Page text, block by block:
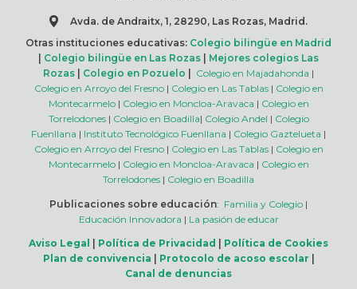
Avda. de Andraitx, 1, 28290, Las Rozas, Madrid.
Otras instituciones educativas: Colegio bilingüe en Madrid
| Colegio bilingüe en Las Rozas | Mejores colegios Las
Rozas | Colegio en Pozuelo | Colegio en Majadahonda |
Colegio en Arroyo del Fresno| Colegio en Las Tablas| Colegio en
Montecarmelo| Colegio en Moncloa-Aravaca | Colegio en
Torrelodones| Colegio en Boadilla| Colegio Andel | Colegio
Fuenllana | Instituto Tecnológico Fuenllana | Colegio Gaztelueta |
Colegio en Arroyo del Fresno| Colegio en Las Tablas| Colegio en
Montecarmelo| Colegio en Moncloa-Aravaca | Colegio en
Torrelodones | Colegio en Boadilla
Publicaciones sobre educación: Familia y Colegio |
Educación Innovadora | La pasión de educar
Aviso Legal | Política de Privacidad | Política de Cookies
Plan de convivencia | Protocolo de acoso escolar |
Canal de denuncias